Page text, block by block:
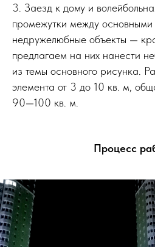
3. Заезд к дому и
промежутки между
недружелюбные объекты —
предлагаем на них нанести
из темы основного рисунка.
элемента от 3 до 10 кв. м,
90—100 кв. м.
Процесс